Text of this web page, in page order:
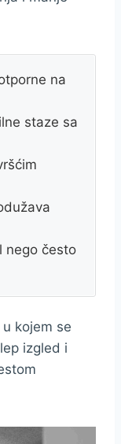
na
staze sa
nego često
kojem se
izgled i